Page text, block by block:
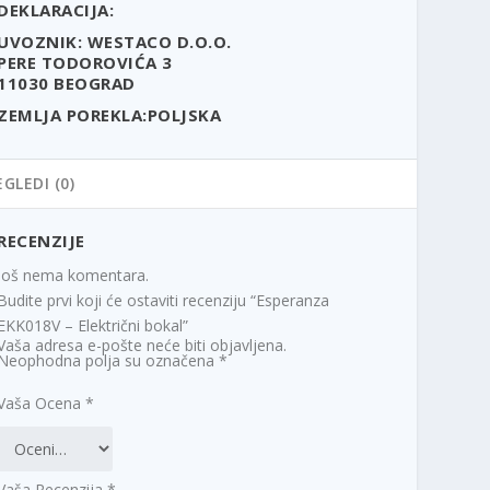
WESTACO D.O.O.
TODOROVIĆA 3
BEOGRAD
POREKLA:POLJSKA
(0)
nema komentara.
prvi koji će ostaviti recenziju “Esperanza
– Električni bokal”
adresa e-pošte neće biti objavljena.
polja su označena*
Ocena*